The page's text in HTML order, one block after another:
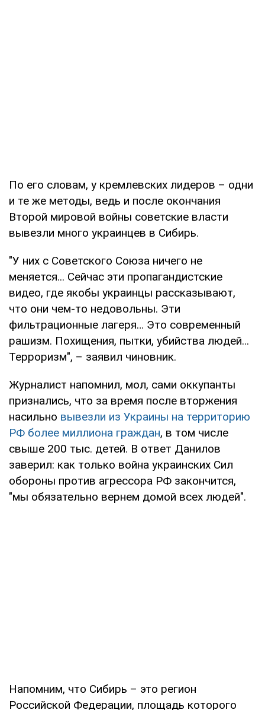
По его словам, у кремлевских лидеров – одни
и те же методы, ведь и после окончания
Второй мировой войны советские власти
вывезли много украинцев в Сибирь.
"У них с Советского Союза ничего не
меняется... Сейчас эти пропагандистские
видео, где якобы украинцы рассказывают,
что они чем-то недовольны. Эти
фильтрационные лагеря… Это современный
рашизм. Похищения, пытки, убийства людей…
Терроризм", – заявил чиновник.
Журналист напомнил, мол, сами оккупанты
признались, что за время после вторжения
насильно вывезли из Украины на территорию
РФ более миллиона граждан, в том числе
свыше 200 тыс. детей. В ответ Данилов
заверил: как только война украинских Сил
обороны против агрессора РФ закончится,
"мы обязательно вернем домой всех людей".
Напомним, что Сибирь – это регион
Российской Федерации, площадь которого